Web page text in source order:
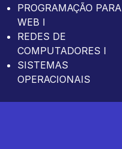
PROGRAMAÇÃO PARA
WEB I
REDES DE
COMPUTADORES I
SISTEMAS
OPERACIONAIS